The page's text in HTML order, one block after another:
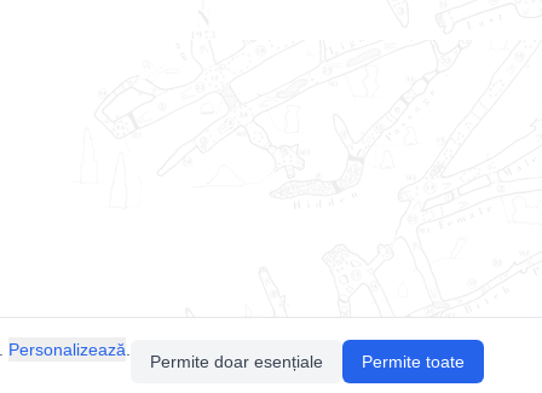
Personalizează
Permite doar esențiale Permite toate